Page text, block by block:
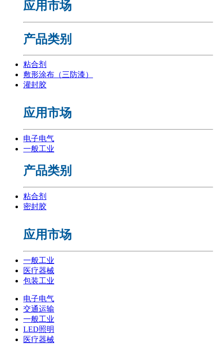
应用市场
产品类别
粘合剂
敷形涂布（三防漆）
灌封胶
应用市场
电子电气
一般工业
产品类别
粘合剂
密封胶
应用市场
一般工业
医疗器械
包装工业
电子电气
交通运输
一般工业
LED照明
医疗器械